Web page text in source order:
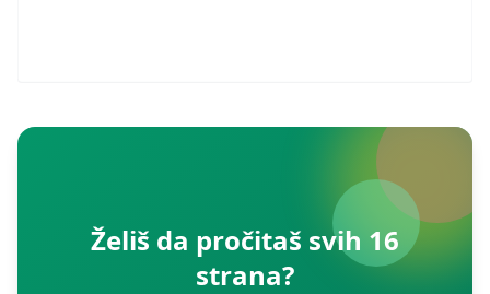
Želiš da pročitaš svih 16
strana?